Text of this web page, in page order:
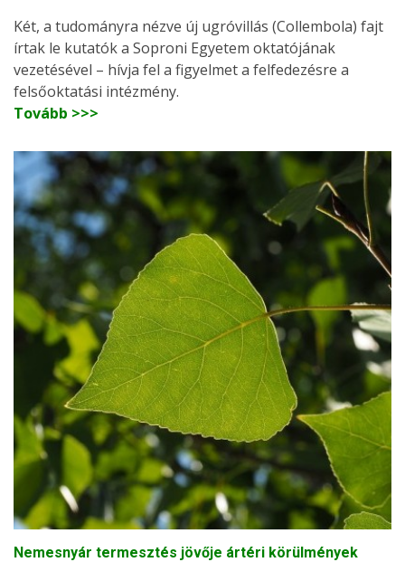
Két, a tudományra nézve új ugróvillás (Collembola) fajt
írtak le kutatók a Soproni Egyetem oktatójának
vezetésével – hívja fel a figyelmet a felfedezésre a
felsőoktatási intézmény.
Tovább >>>
Nemesnyár termesztés jövője ártéri körülmények